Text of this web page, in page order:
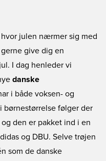
julen nærmer sig med
give dig en
I dag henleder vi
danske
i både voksen- og
børnestørrelse følger der
den er pakket ind i en
og DBU. Selve trøjen
som de danske